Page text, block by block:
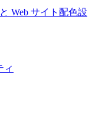
Web サイト配色設
ィ